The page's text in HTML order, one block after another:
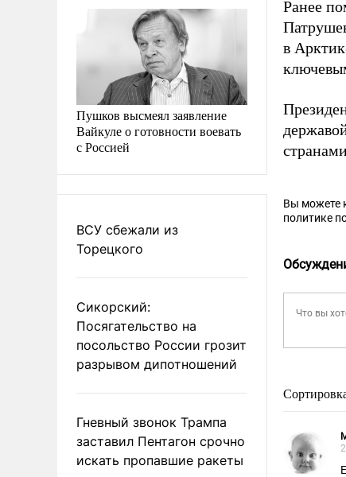
Пушков высмеял заявление
Вайкуле о готовности воевать
с Россией
ВСУ сбежали из
Торецкого
Сикорский:
Посягательство на
посольство России грозит
разрывом дипотношений
Гневный звонок Трампа
заставил Пентагон срочно
искать пропавшие ракеты
Ранее
в
Вы можете
политике